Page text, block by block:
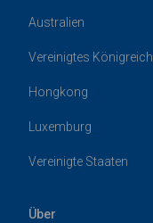
Australien
Vereinigtes Königreich
Hongkong
Luxemburg
Vereinigte Staaten
Über